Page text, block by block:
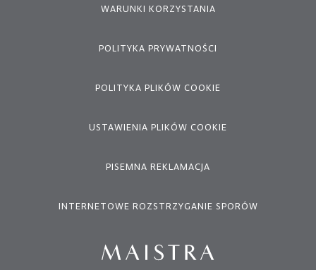
WARUNKI KORZYSTANIA
POLITYKA PRYWATNOŚCI
POLITYKA PLIKÓW COOKIE
USTAWIENIA PLIKÓW COOKIE
PISEMNA REKLAMACJA
INTERNETOWE ROZSTRZYGANIE SPORÓW